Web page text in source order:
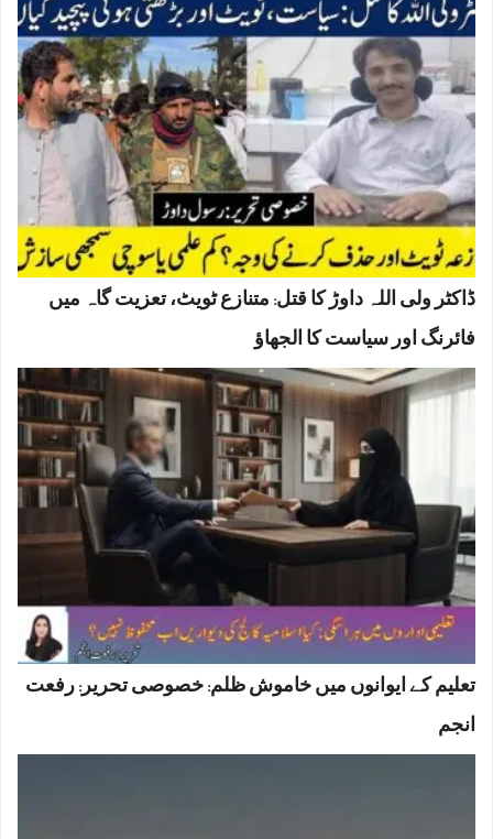
ڈاکٹر ولی اللہ داوڑ کا قتل: متنازع ٹویٹ، تعزیت گاہ میں
فائرنگ اور سیاست کا الجھاؤ
تعلیم کے ایوانوں میں خاموش ظلم: خصوصی تحریر: رفعت
انجم